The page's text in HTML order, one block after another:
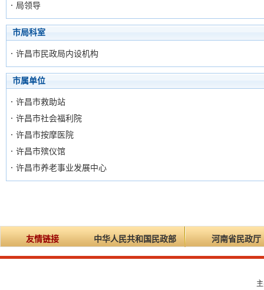
局领导
市局科室
许昌市民政局内设机构
市属单位
许昌市救助站
许昌市社会福利院
许昌市按摩医院
许昌市殡仪馆
许昌市养老事业发展中心
友情链接 中华人民共和国民政部 河南省民政厅